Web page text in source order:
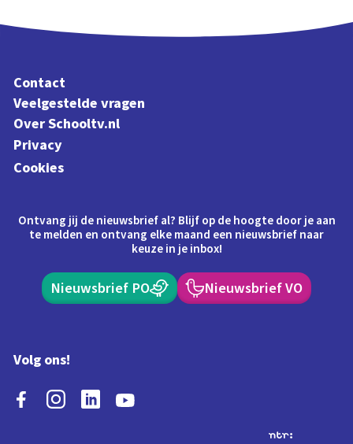
Contact
Veelgestelde vragen
Over Schooltv.nl
Privacy
Cookies
Ontvang jij de nieuwsbrief al? Blijf op de hoogte door je aan
te melden en ontvang elke maand een nieuwsbrief naar
keuze in je inbox!
Nieuwsbrief PO Nieuwsbrief VO
Volg ons!